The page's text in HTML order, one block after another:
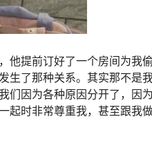
他提前订好了一个房间为我
生了那种关系。其实那不是
们因为各种原因分开了，因
起时非常尊重我，甚至跟我